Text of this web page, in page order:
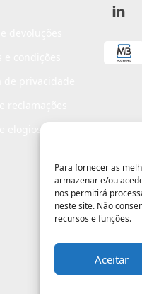
Para fornecer as
armazenar e/ou
nos permitirá
neste site. Não
recursos e funções.
Aceitar
elogios